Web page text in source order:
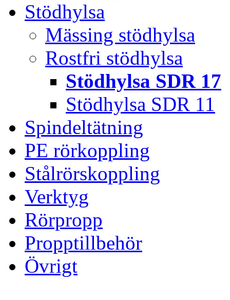
Stödhylsa
Mässing stödhylsa
Rostfri stödhylsa
Stödhylsa SDR 17
Stödhylsa SDR 11
Spindeltätning
PE rörkoppling
Stålrörskoppling
Verktyg
Rörpropp
Propptillbehör
Övrigt